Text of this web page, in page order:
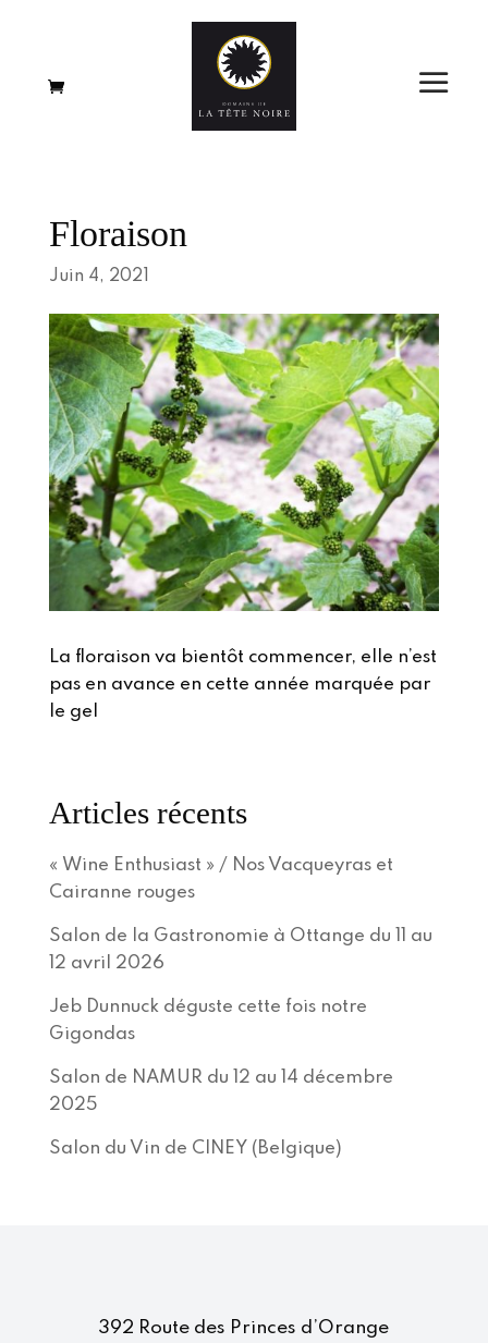
Floraison
Juin 4, 2021
La floraison va bientôt commencer, elle n’est
pas en avance en cette année marquée par
le gel
Articles récents
« Wine Enthusiast » / Nos Vacqueyras et
Cairanne rouges
Salon de la Gastronomie à Ottange du 11 au
12 avril 2026
Jeb Dunnuck déguste cette fois notre
Gigondas
Salon de NAMUR du 12 au 14 décembre
2025
Salon du Vin de CINEY (Belgique)
392 Route des Princes d’Orange